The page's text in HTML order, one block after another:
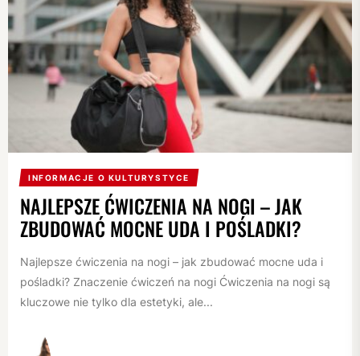
INFORMACJE O KULTURYSTYCE
NAJLEPSZE ĆWICZENIA NA NOGI – JAK
ZBUDOWAĆ MOCNE UDA I POŚLADKI?
Najlepsze ćwiczenia na nogi – jak zbudować mocne uda i
pośladki? Znaczenie ćwiczeń na nogi Ćwiczenia na nogi są
kluczowe nie tylko dla estetyki, ale...